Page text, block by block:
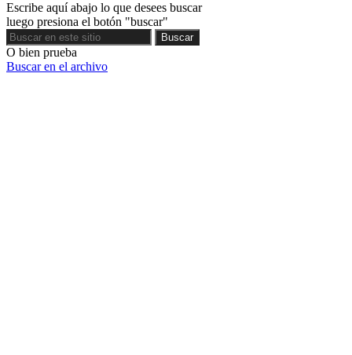
Escribe aquí abajo lo que desees buscar
luego presiona el botón "buscar"
Buscar
Buscar
O bien prueba
Buscar en el archivo